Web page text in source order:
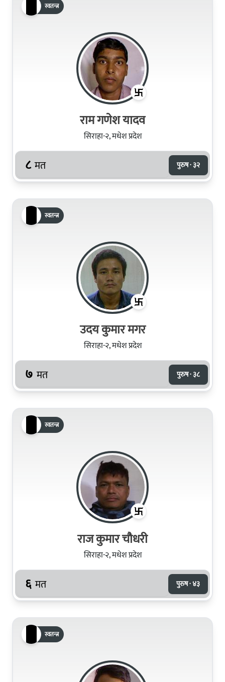
स्वतन्त्र
राम गणेश यादव
सिराहा-२, मधेश प्रदेश
८ मत पुरुष · ३२
स्वतन्त्र
उदय कुमार मगर
सिराहा-२, मधेश प्रदेश
७ मत पुरुष · ३८
स्वतन्त्र
राज कुमार चौधरी
सिराहा-२, मधेश प्रदेश
६ मत पुरुष · ४३
स्वतन्त्र